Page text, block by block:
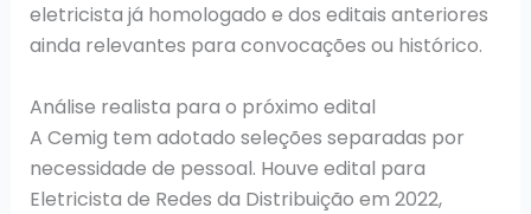
eletricista já homologado e dos editais anteriores
ainda relevantes para convocações ou histórico.
Análise realista para o próximo edital
A Cemig tem adotado seleções separadas por
necessidade de pessoal. Houve edital para
Eletricista de Redes da Distribuição em 2022,